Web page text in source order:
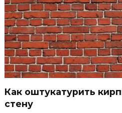
Как оштукатурить
стену